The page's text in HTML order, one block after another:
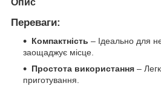
Переваги:
Компактність – Ідеально для
заощаджує місце.
Простота використання –
приготування.